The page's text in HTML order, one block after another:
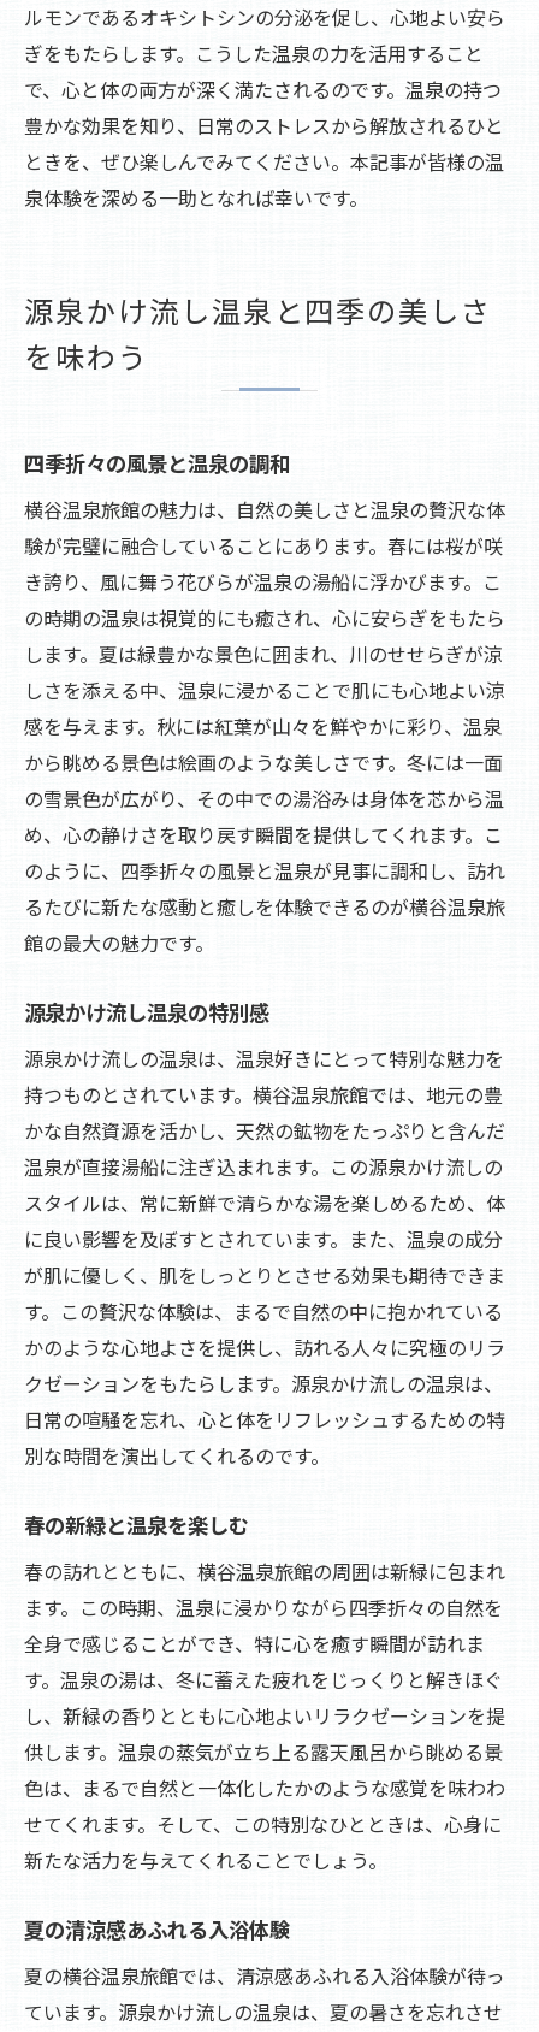
ルモンであるオキシトシンの分泌を促し、心地よい安ら
ぎをもたらします。こうした温泉の力を活用すること
で、心と体の両方が深く満たされるのです。温泉の持つ
豊かな効果を知り、日常のストレスから解放されるひと
ときを、ぜひ楽しんでみてください。本記事が皆様の温
泉体験を深める一助となれば幸いです。
源泉かけ流し温泉と四季の美しさ
を味わう
四季折々の風景と温泉の調和
横谷温泉旅館の魅力は、自然の美しさと温泉の贅沢な体
験が完璧に融合していることにあります。春には桜が咲
き誇り、風に舞う花びらが温泉の湯船に浮かびます。こ
の時期の温泉は視覚的にも癒され、心に安らぎをもたら
します。夏は緑豊かな景色に囲まれ、川のせせらぎが涼
しさを添える中、温泉に浸かることで肌にも心地よい涼
感を与えます。秋には紅葉が山々を鮮やかに彩り、温泉
から眺める景色は絵画のような美しさです。冬には一面
の雪景色が広がり、その中での湯浴みは身体を芯から温
め、心の静けさを取り戻す瞬間を提供してくれます。こ
のように、四季折々の風景と温泉が見事に調和し、訪れ
るたびに新たな感動と癒しを体験できるのが横谷温泉旅
館の最大の魅力です。
源泉かけ流し温泉の特別感
源泉かけ流しの温泉は、温泉好きにとって特別な魅力を
持つものとされています。横谷温泉旅館では、地元の豊
かな自然資源を活かし、天然の鉱物をたっぷりと含んだ
温泉が直接湯船に注ぎ込まれます。この源泉かけ流しの
スタイルは、常に新鮮で清らかな湯を楽しめるため、体
に良い影響を及ぼすとされています。また、温泉の成分
が肌に優しく、肌をしっとりとさせる効果も期待できま
す。この贅沢な体験は、まるで自然の中に抱かれている
かのような心地よさを提供し、訪れる人々に究極のリラ
クゼーションをもたらします。源泉かけ流しの温泉は、
日常の喧騒を忘れ、心と体をリフレッシュするための特
別な時間を演出してくれるのです。
春の新緑と温泉を楽しむ
春の訪れとともに、横谷温泉旅館の周囲は新緑に包まれ
ます。この時期、温泉に浸かりながら四季折々の自然を
全身で感じることができ、特に心を癒す瞬間が訪れま
す。温泉の湯は、冬に蓄えた疲れをじっくりと解きほぐ
し、新緑の香りとともに心地よいリラクゼーションを提
供します。温泉の蒸気が立ち上る露天風呂から眺める景
色は、まるで自然と一体化したかのような感覚を味わわ
せてくれます。そして、この特別なひとときは、心身に
新たな活力を与えてくれることでしょう。
夏の清涼感あふれる入浴体験
夏の横谷温泉旅館では、清涼感あふれる入浴体験が待っ
ています。源泉かけ流しの温泉は、夏の暑さを忘れさせ